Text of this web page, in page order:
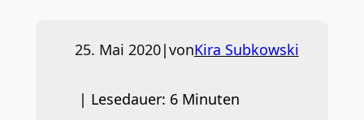
25. Mai 2020|vonKira Subkowski
| Lesedauer: 6 Minuten